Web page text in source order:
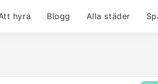
hyra Blogg Alla städer